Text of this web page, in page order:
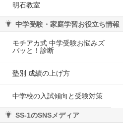
明石教室
中学受験・家庭学習お役立ち情報
モチアカ式 中学受験お悩みズ
バッと！診断
塾別 成績の上げ方
中学校の入試傾向と受験対策
SS-1のSNSメディア